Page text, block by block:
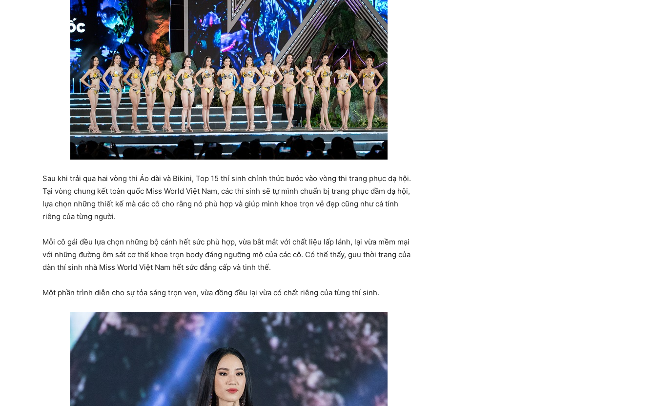
Sau khi trải qua hai vòng thi Áo dài và Bikini, Top 15 thí sinh chính thức bước vào vòng thi trang phục dạ hội.
Tại vòng chung kết toàn quốc Miss World Việt Nam, các thí sinh sẽ tự mình chuẩn bị trang phục đầm dạ hội,
lựa chọn những thiết kế mà các cô cho rằng nó phù hợp và giúp mình khoe trọn vẻ đẹp cũng như cá tính
riêng của từng người.
Mỗi cô gái đều lựa chọn những bộ cánh hết sức phù hợp, vừa bắt mắt với chất liệu lấp lánh, lại vừa mềm mại
với những đường ôm sát cơ thể khoe trọn body đáng ngưỡng mộ của các cô. Có thể thấy, guu thời trang của
dàn thí sinh nhà Miss World Việt Nam hết sức đẳng cấp và tinh thế.
Một phần trình diễn cho sự tỏa sáng trọn vẹn, vừa đồng đều lại vừa có chất riêng của từng thí sinh.